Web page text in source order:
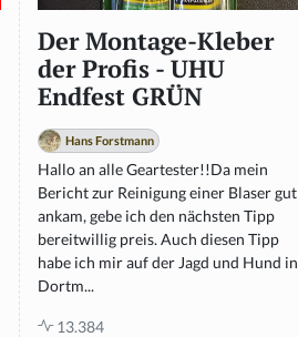
Der Montage-Kleber
der Profis - UHU
Endfest GRÜN
Hans Forstmann
Hallo an alle Geartester!!Da mein
Bericht zur Reinigung einer Blaser gut
ankam, gebe ich den nächsten Tipp
bereitwillig preis. Auch diesen Tipp
habe ich mir auf der Jagd und Hund in
Dortm...
13.384